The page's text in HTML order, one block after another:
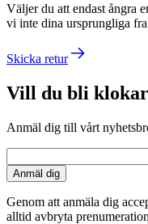
Väljer du att endast ångra
vi inte dina ursprungliga
Skicka retur
Vill du bli
Anmäl dig till vårt
Anmäl dig
Genom att anmäla dig
alltid avbryta